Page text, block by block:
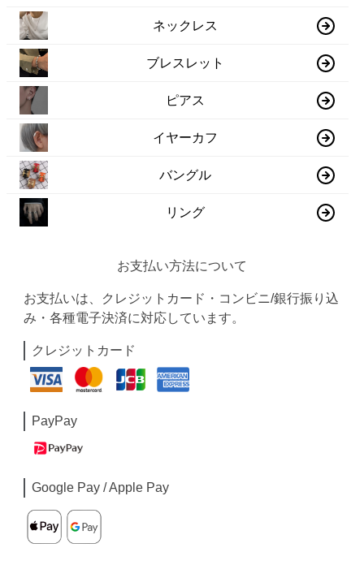
ネックレス
ブレスレット
ピアス
イヤーカフ
バングル
リング
お支払い方法について
お支払いは、クレジットカード・コンビニ/銀行振り込
み・各種電子決済に対応しています。
クレジットカード
PayPay
Google Pay / Apple Pay